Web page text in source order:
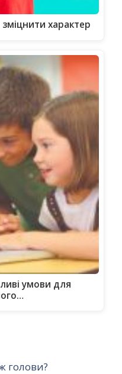
характер
умови для
голови?